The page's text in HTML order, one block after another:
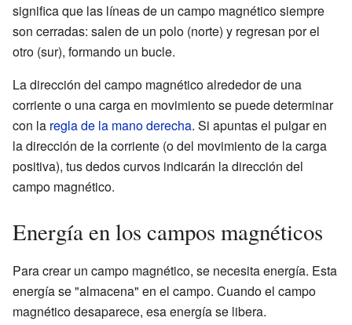
significa que las líneas de un campo magnético siempre
son cerradas: salen de un polo (norte) y regresan por el
otro (sur), formando un bucle.
La dirección del campo magnético alrededor de una
corriente o una carga en movimiento se puede determinar
con la regla de la mano derecha. Si apuntas el pulgar en
la dirección de la corriente (o del movimiento de la carga
positiva), tus dedos curvos indicarán la dirección del
campo magnético.
Energía en los campos magnéticos
Para crear un campo magnético, se necesita energía. Esta
energía se "almacena" en el campo. Cuando el campo
magnético desaparece, esa energía se libera.